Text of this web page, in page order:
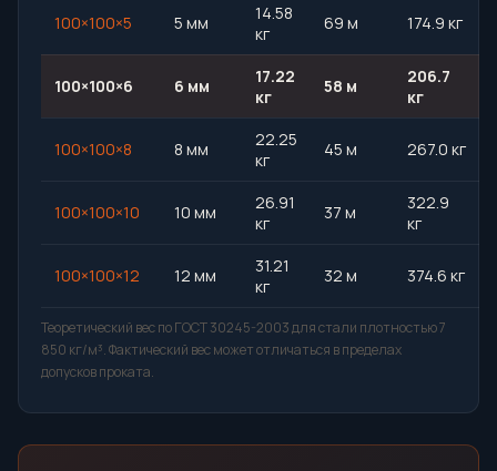
100×100×5 5 мм
14.58
кг
69 м 174.9 кг
100×100×6 6 мм
17.22
кг
58 м
206.7
кг
100×100×8 8 мм
22.25
кг
45 м 267.0 кг
100×100×10 10 мм
26.91
кг
37 м
322.9
кг
100×100×12 12 мм
31.21
кг
32 м 374.6 кг
Теоретический вес по ГОСТ 30245-2003 для стали плотностью 7
850 кг/м³. Фактический вес может отличаться в пределах
допусков проката.